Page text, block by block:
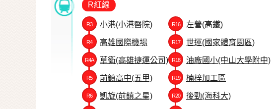
R紅線
R3 小港(小港醫院)
R4 高雄國際機場
R4A 草衛(高雄捷運公司)
R5 前鎮高中(五甲)
R6 凱旋(前鎮之星)
R16 左營(高鐵)
R17 世運(國家體育園區)
R18 油廠國小(中山大學附中)
R19 楠梓加工區
R20 後勁(海科大)